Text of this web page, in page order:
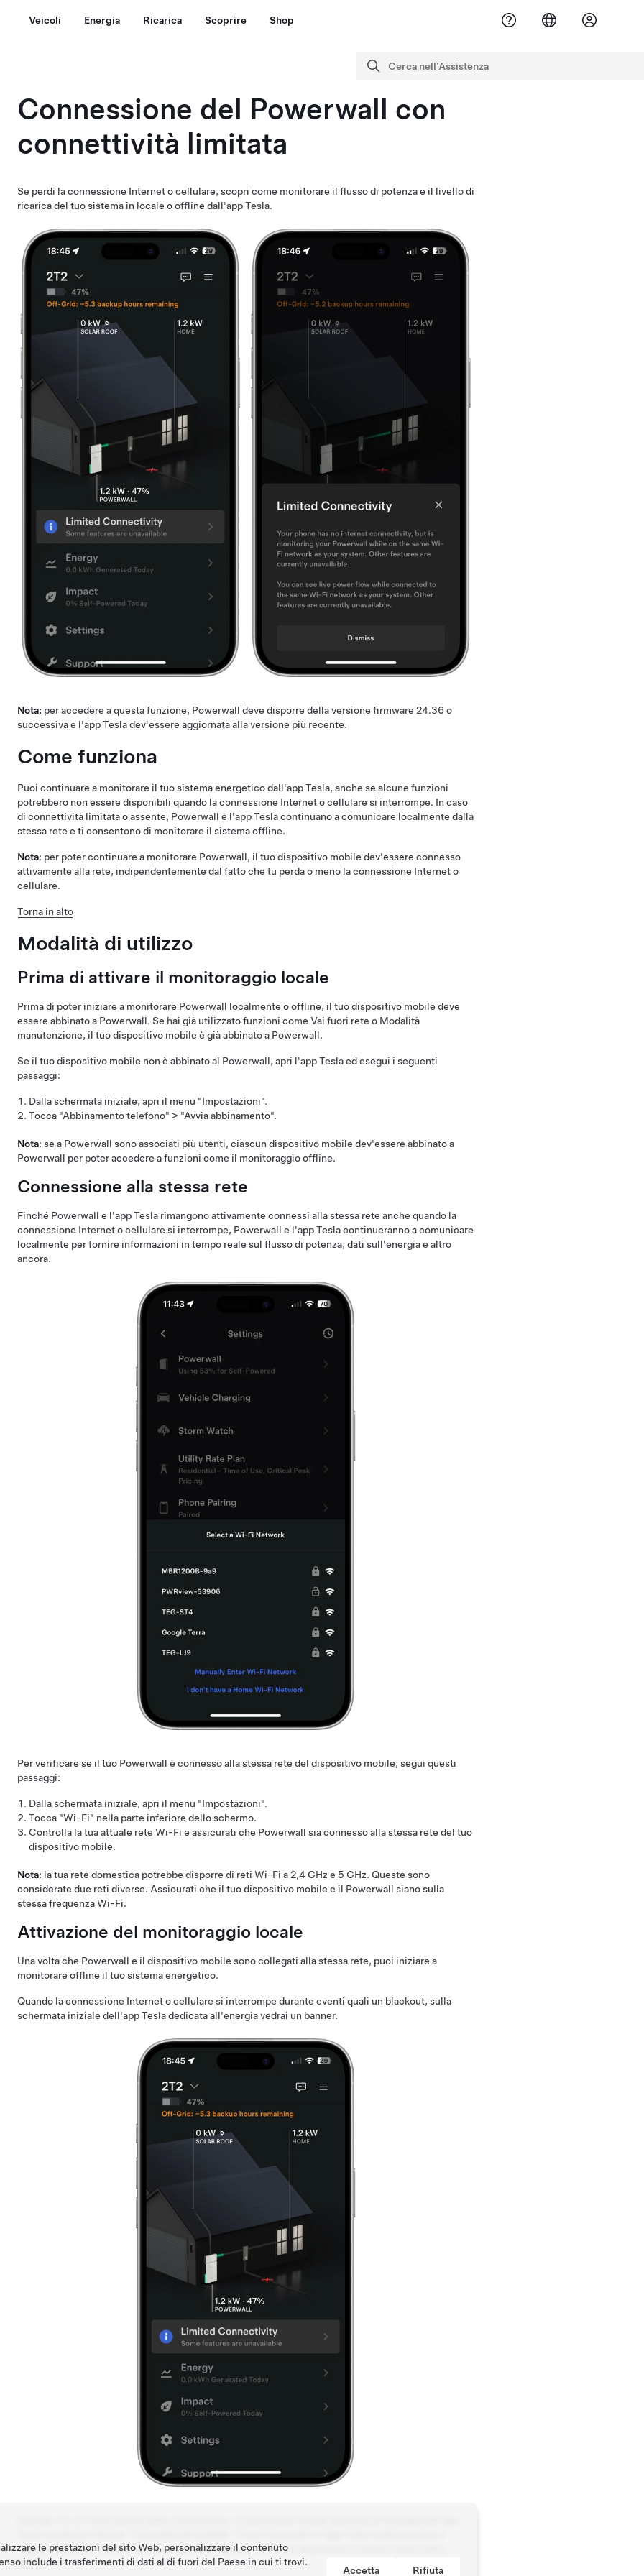
Veicoli Energia Ricarica Scoprire Shop
Cerca nell'Assistenza
cerca
Connessione del Powerwall con
connettività limitata
Se perdi la connessione Internet o cellulare, scopri come monitorare il flusso di potenza e il livello di
ricarica del tuo sistema in locale o offline dall'app Tesla.
Nota: per accedere a questa funzione, Powerwall deve disporre della versione firmware 24.36 o
successiva e l'app Tesla dev'essere aggiornata alla versione più recente.
Come funziona
Puoi continuare a monitorare il tuo sistema energetico dall'app Tesla, anche se alcune funzioni
potrebbero non essere disponibili quando la connessione Internet o cellulare si interrompe. In caso
di connettività limitata o assente, Powerwall e l'app Tesla continuano a comunicare localmente dalla
stessa rete e ti consentono di monitorare il sistema offline.
Nota: per poter continuare a monitorare Powerwall, il tuo dispositivo mobile dev'essere connesso
attivamente alla rete, indipendentemente dal fatto che tu perda o meno la connessione Internet o
cellulare.
Torna in alto
Modalità di utilizzo
Prima di attivare il monitoraggio locale
Prima di poter iniziare a monitorare Powerwall localmente o offline, il tuo dispositivo mobile deve
essere abbinato a Powerwall. Se hai già utilizzato funzioni come Vai fuori rete o Modalità
manutenzione, il tuo dispositivo mobile è già abbinato a Powerwall.
Se il tuo dispositivo mobile non è abbinato al Powerwall, apri l'app Tesla ed esegui i seguenti
passaggi:
Dalla schermata iniziale, apri il menu "Impostazioni".
Tocca "Abbinamento telefono" > "Avvia abbinamento".
Nota: se a Powerwall sono associati più utenti, ciascun dispositivo mobile dev'essere abbinato a
Powerwall per poter accedere a funzioni come il monitoraggio offline.
Connessione alla stessa rete
Finché Powerwall e l'app Tesla rimangono attivamente connessi alla stessa rete anche quando la
connessione Internet o cellulare si interrompe, Powerwall e l'app Tesla continueranno a comunicare
localmente per fornire informazioni in tempo reale sul flusso di potenza, dati sull'energia e altro
ancora.
Per verificare se il tuo Powerwall è connesso alla stessa rete del dispositivo mobile, segui questi
passaggi:
Dalla schermata iniziale, apri il menu "Impostazioni".
Tocca "Wi-Fi" nella parte inferiore dello schermo.
Controlla la tua attuale rete Wi-Fi e assicurati che Powerwall sia connesso alla stessa rete del tuo
dispositivo mobile.
Nota: la tua rete domestica potrebbe disporre di reti Wi-Fi a 2,4 GHz e 5 GHz. Queste sono
considerate due reti diverse. Assicurati che il tuo dispositivo mobile e il Powerwall siano sulla
stessa frequenza Wi-Fi.
Attivazione del monitoraggio locale
Una volta che Powerwall e il dispositivo mobile sono collegati alla stessa rete, puoi iniziare a
monitorare offline il tuo sistema energetico.
Quando la connessione Internet o cellulare si interrompe durante eventi quali un blackout, sulla
schermata iniziale dell'app Tesla dedicata all'energia vedrai un banner.
comunicare localmente e ti forniranno informazioni sul flusso di potenza in tempo reale e altro
ancora.
le prestazioni del sito Web, personalizzare il contenuto
include i trasferimenti di dati al di fuori del Paese in cui ti trovi.
Accetta Rifiuta